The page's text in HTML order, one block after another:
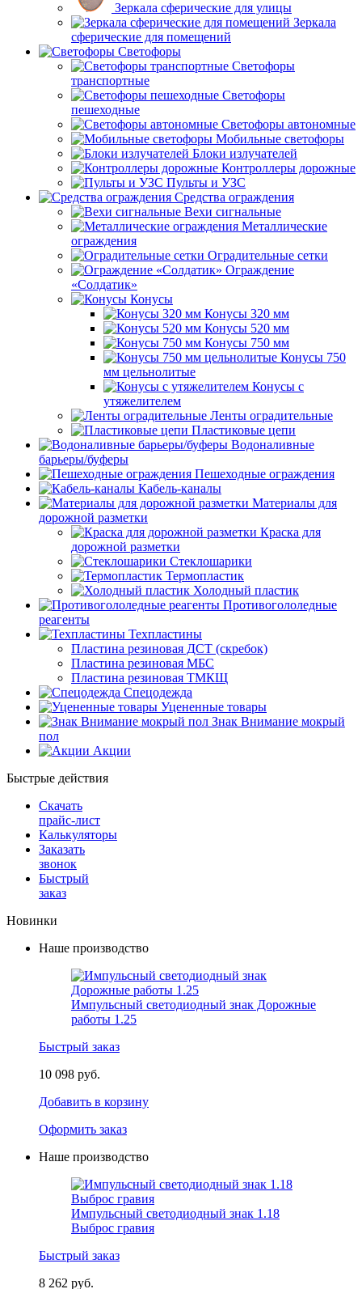
Зеркала сферические для улицы
Зеркала
сферические для помещений
Светофоры
Светофоры
транспортные
Светофоры
пешеходные
Светофоры автономные
Мобильные светофоры
Блоки излучателей
Контроллеры дорожные
Пульты и УЗС
Средства ограждения
Вехи сигнальные
Металлические
ограждения
Оградительные сетки
Ограждение
«Солдатик»
Конусы
Конусы 320 мм
Конусы 520 мм
Конусы 750 мм
Конусы 750
мм цельнолитые
Конусы с
утяжелителем
Ленты оградительные
Пластиковые цепи
Водоналивные
барьеры/буферы
Пешеходные ограждения
Кабель-каналы
Материалы для
дорожной разметки
Краска для
дорожной разметки
Стеклошарики
Термопластик
Холодный пластик
Противогололедные
реагенты
Техпластины
Пластина резиновая ДСТ (скребок)
Пластина резиновая МБС
Пластина резиновая ТМКЩ
Спецодежда
Уцененные товары
Знак Внимание мокрый
пол
Акции
Быстрые действия
Скачать
прайс-лист
Калькуляторы
Заказать
звонок
Быстрый
заказ
Новинки
Наше производство
Импульсный светодиодный знак Дорожные
работы 1.25
Быстрый заказ
10 098 руб.
Добавить в корзину
Оформить заказ
Наше производство
Импульсный светодиодный знак 1.18
Выброс гравия
Быстрый заказ
8 262 руб.